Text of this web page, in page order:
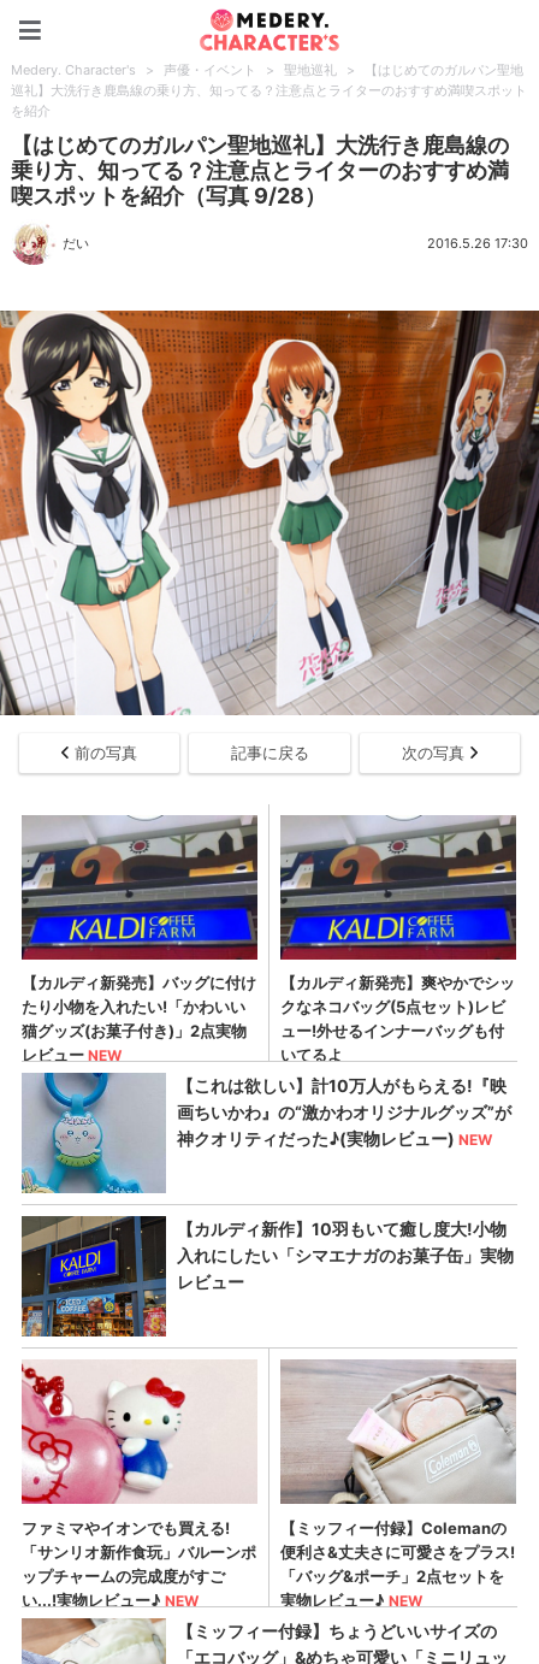
Medery. Character's > 声優・イベント > 聖地巡礼 >
【はじめてのガルパン聖地
巡礼】大洗行き鹿島線の乗り方、知ってる？注意点とライターのおすすめ満喫スポット
を紹介
【はじめてのガルパン聖地巡礼】大洗行き鹿島線の
乗り方、知ってる？注意点とライターのおすすめ満
喫スポットを紹介（写真 9/28）
だい 2016.5.26 17:30
前の写真 記事に戻る 次の写真